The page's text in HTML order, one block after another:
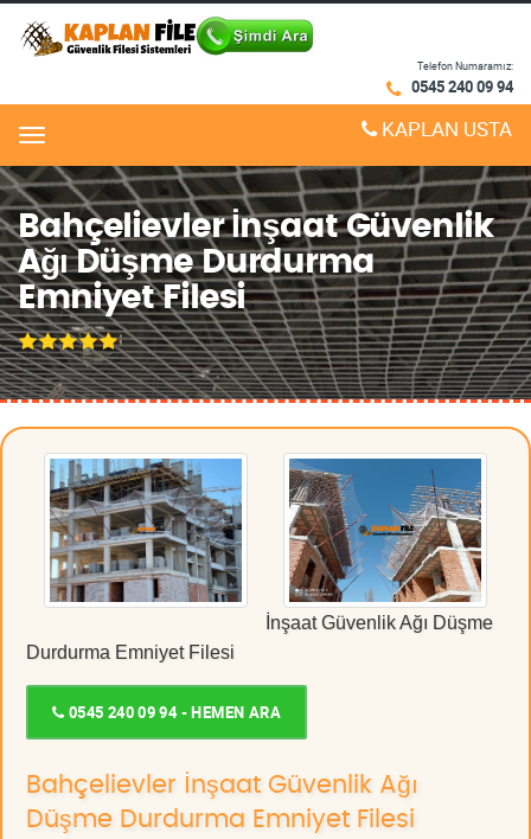
Telefon Numaramız:
0545 240 09 94
Menu KAPLAN USTA
Bahçelievler İnşaat Güvenlik
Ağı Düşme Durdurma
Emniyet Filesi
İnşaat Güvenlik Ağı Düşme
Durdurma Emniyet Filesi
0545 240 09 94 - HEMEN ARA
Bahçelievler İnşaat Güvenlik Ağı
Düşme Durdurma Emniyet Filesi